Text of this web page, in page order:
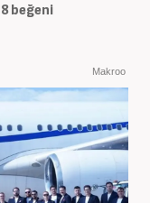
8beğeni
Makroo